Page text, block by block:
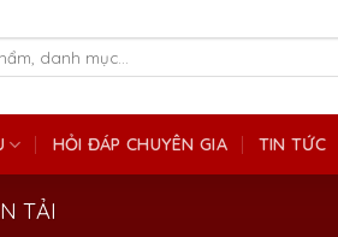
HỎI ĐÁP CHUYÊN GIA TIN TỨC
TẢI